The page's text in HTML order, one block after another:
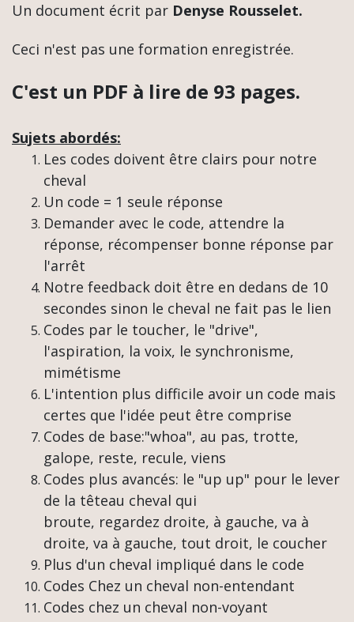
Un document écrit par Denyse Rousselet.
Ceci n'est pas une formation enregistrée.
C'est un PDF à lire de 93 pages.
Sujets abordés:
Les codes doivent être clairs pour notre
cheval
Un code = 1 seule réponse
Demander avec le code, attendre la
réponse, récompenser bonne réponse par
l'arrêt
Notre feedback doit être en dedans de 10
secondes sinon le cheval ne fait pas le lien
Codes par le toucher, le "drive",
l'aspiration, la voix, le synchronisme,
mimétisme
L'intention plus difficile avoir un code mais
certes que l'idée peut être comprise
Codes de base:"whoa", au pas, trotte,
galope, reste, recule, viens
Codes plus avancés: le "up up" pour le lever
de la têteau cheval qui
broute, regardez droite, à gauche, va à
droite, va à gauche, tout droit, le coucher
Plus d'un cheval impliqué dans le code
Codes Chez un cheval non-entendant
Codes chez un cheval non-voyant